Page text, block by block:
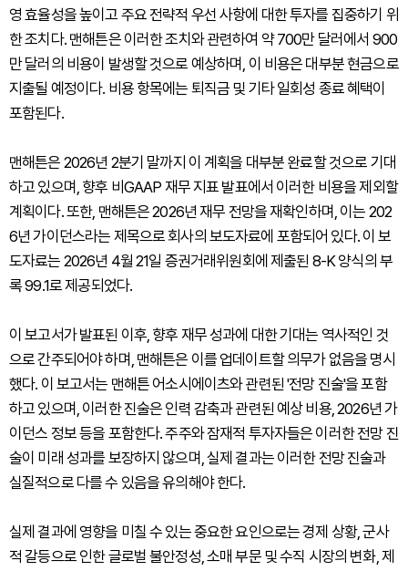
영 효율성을 높이고 주요 전략적 우선 사항에 대한 투자를 집중하기 위
한 조치다. 맨해튼은 이러한 조치와 관련하여 약 700만 달러에서 900
만 달러의 비용이 발생할 것으로 예상하며, 이 비용은 대부분 현금으로
지출될 예정이다. 비용 항목에는 퇴직금 및 기타 일회성 종료 혜택이
포함된다.
맨해튼은 2026년 2분기 말까지 이 계획을 대부분 완료할 것으로 기대
하고 있으며, 향후 비GAAP 재무 지표 발표에서 이러한 비용을 제외할
계획이다. 또한, 맨해튼은 2026년 재무 전망을 재확인하며, 이는 202
6년 가이던스라는 제목으로 회사의 보도자료에 포함되어 있다. 이 보
도자료는 2026년 4월 21일 증권거래위원회에 제출된 8-K 양식의 부
록 99.1로 제공되었다.
이 보고서가 발표된 이후, 향후 재무 성과에 대한 기대는 역사적인 것
으로 간주되어야 하며, 맨해튼은 이를 업데이트할 의무가 없음을 명시
했다. 이 보고서는 맨해튼 어소시에이츠와 관련된 '전망 진술'을 포함
하고 있으며, 이러한 진술은 인력 감축과 관련된 예상 비용, 2026년 가
이던스 정보 등을 포함한다. 주주와 잠재적 투자자들은 이러한 전망 진
술이 미래 성과를 보장하지 않으며, 실제 결과는 이러한 전망 진술과
실질적으로 다를 수 있음을 유의해야 한다.
실제 결과에 영향을 미칠 수 있는 중요한 요인으로는 경제 상황, 군사
적 갈등으로 인한 글로벌 불안정성, 소매 부문 및 수직 시장의 변화, 제